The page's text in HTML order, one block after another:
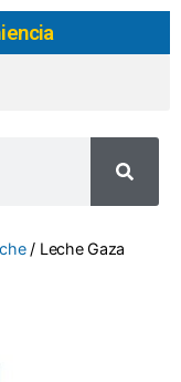
/ Leche Gaza